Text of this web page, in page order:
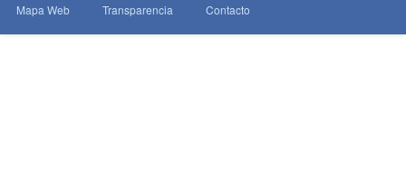
Mapa Web Transparencia Contacto